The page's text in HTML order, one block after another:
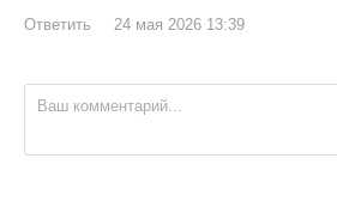
Ответить 24 мая 2026 13:39